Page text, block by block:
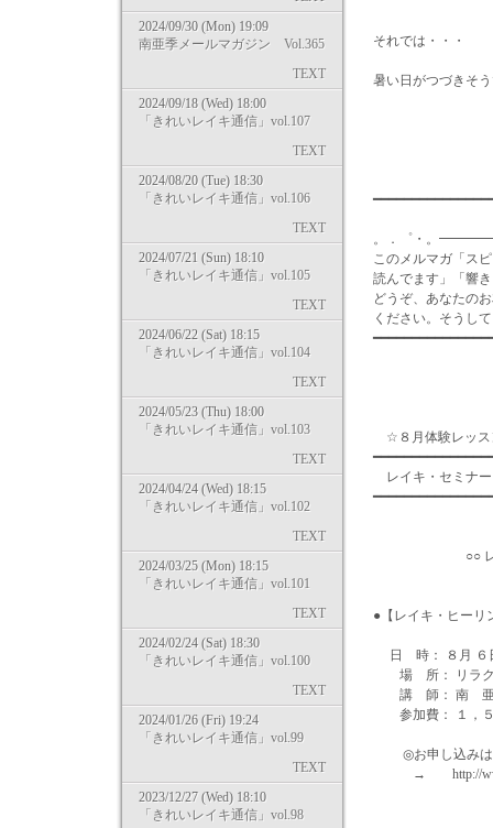
2024/09/30 (Mon) 19:09
南亜季メールマガジン Vol.365
TEXT
2024/09/18 (Wed) 18:00
「きれいレイキ通信」vol.107
TEXT
2024/08/20 (Tue) 18:30
「きれいレイキ通信」vol.106
TEXT
2024/07/21 (Sun) 18:10
「きれいレイキ通信」vol.105
TEXT
2024/06/22 (Sat) 18:15
「きれいレイキ通信」vol.104
TEXT
2024/05/23 (Thu) 18:00
「きれいレイキ通信」vol.103
TEXT
2024/04/24 (Wed) 18:15
「きれいレイキ通信」vol.102
TEXT
2024/03/25 (Mon) 18:15
「きれいレイキ通信」vol.101
TEXT
2024/02/24 (Sat) 18:30
「きれいレイキ通信」vol.100
TEXT
2024/01/26 (Fri) 19:24
「きれいレイキ通信」vol.99
TEXT
2023/12/27 (Wed) 18:10
「きれいレイキ通信」vol.98
それでは・・・
暑い日がつづきそ
。．゜・。
このメルマガ「ス
読んでます」「響
どうぞ、あなたの
ください。そうし
☆８月体験レッス
レイキ・セ
○○ レイキヒ
●【レイキ・ヒーリ
日 時： ８月 ６
場 所： リラク
講 師： 南 亜
参加費： １，５
◎お申し込みは
→ http://